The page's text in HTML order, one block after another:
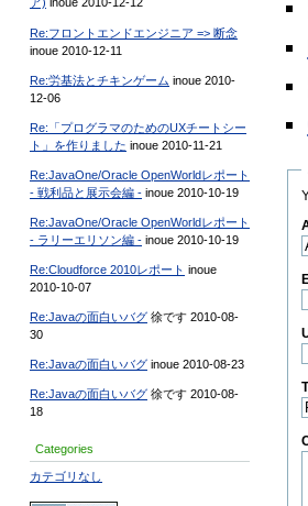
ア) inoue 2010-12-12
Re:フロントエンドエンジニア => 断念
inoue 2010-12-11
Re:労基法とチキンゲーム inoue 2010-
12-06
Re:「プログラマのためのUXチートシー
ト」を作りました inoue 2010-11-21
Re:JavaOne/Oracle OpenWorldレポート
- 戦利品と展示会編 - inoue 2010-10-19
Re:JavaOne/Oracle OpenWorldレポート
- ラリーエリソン編 - inoue 2010-10-19
Re:Cloudforce 2010レポート inoue
2010-10-07
Re:Javaの面白いバグ 徐です 2010-08-
30
Re:Javaの面白いバグ inoue 2010-08-23
Re:Javaの面白いバグ 徐です 2010-08-
18
Categories
カテゴリなし